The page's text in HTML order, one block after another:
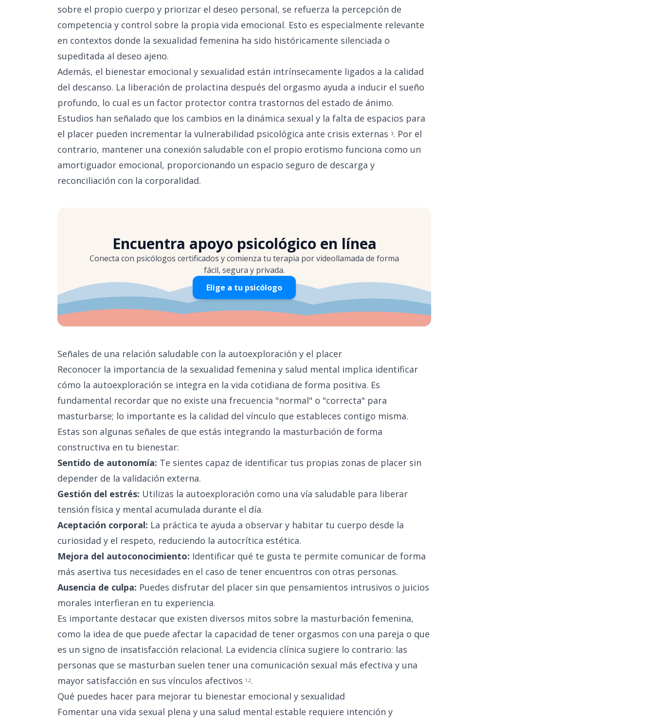
sobre el propio cuerpo y priorizar el deseo personal, se refuerza la percepción de
competencia y control sobre la propia vida emocional. Esto es especialmente relevante
en contextos donde la sexualidad femenina ha sido históricamente silenciada o
supeditada al deseo ajeno.
Además, el bienestar emocional y sexualidad están intrínsecamente ligados a la calidad
del descanso. La liberación de prolactina después del orgasmo ayuda a inducir el sueño
profundo, lo cual es un factor protector contra trastornos del estado de ánimo.
Estudios han señalado que los cambios en la dinámica sexual y la falta de espacios para
el placer pueden incrementar la vulnerabilidad psicológica ante crisis externas 3. Por el
contrario, mantener una conexión saludable con el propio erotismo funciona como un
amortiguador emocional, proporcionando un espacio seguro de descarga y
reconciliación con la corporalidad.
Encuentra apoyo psicológico en línea
Conecta con psicólogos certificados y comienza tu terapia por videollamada de forma
fácil, segura y privada.
Elige a tu psicólogo
Señales de una relación saludable con la autoexploración y el placer
Reconocer la importancia de la sexualidad femenina y salud mental implica identificar
cómo la autoexploración se integra en la vida cotidiana de forma positiva. Es
fundamental recordar que no existe una frecuencia "normal" o "correcta" para
masturbarse; lo importante es la calidad del vínculo que estableces contigo misma.
Estas son algunas señales de que estás integrando la masturbación de forma
constructiva en tu bienestar:
Sentido de autonomía: Te sientes capaz de identificar tus propias zonas de placer sin
depender de la validación externa.
Gestión del estrés: Utilizas la autoexploración como una vía saludable para liberar
tensión física y mental acumulada durante el día.
Aceptación corporal: La práctica te ayuda a observar y habitar tu cuerpo desde la
curiosidad y el respeto, reduciendo la autocrítica estética.
Mejora del autoconocimiento: Identificar qué te gusta te permite comunicar de forma
más asertiva tus necesidades en el caso de tener encuentros con otras personas.
Ausencia de culpa: Puedes disfrutar del placer sin que pensamientos intrusivos o juicios
morales interfieran en tu experiencia.
Es importante destacar que existen diversos mitos sobre la masturbación femenina,
como la idea de que puede afectar la capacidad de tener orgasmos con una pareja o que
es un signo de insatisfacción relacional. La evidencia clínica sugiere lo contrario: las
personas que se masturban suelen tener una comunicación sexual más efectiva y una
mayor satisfacción en sus vínculos afectivos 1 2.
Qué puedes hacer para mejorar tu bienestar emocional y sexualidad
Fomentar una vida sexual plena y una salud mental estable requiere intención y